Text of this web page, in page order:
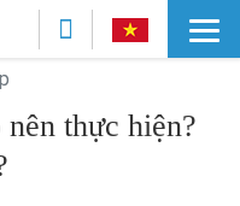
thực hiện?